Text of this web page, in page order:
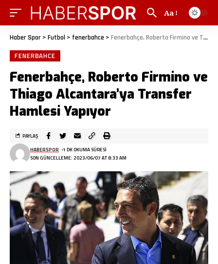
Aa
Haber Spor > Futbol > fenerbahce > Fenerbahçe, Roberto Firmino ve Thiago Alcantara’ya Transfer Hamlesi Yapıyor
FENERBAHCE
Fenerbahçe, Roberto Firmino ve
Thiago Alcantara’ya Transfer
Hamlesi Yapıyor
SON GÜNCELLEME: 2023/06/07 AT 8:33 AM
HABERSPOR 1 DK OKUMA SÜRESI
PAYLAŞ